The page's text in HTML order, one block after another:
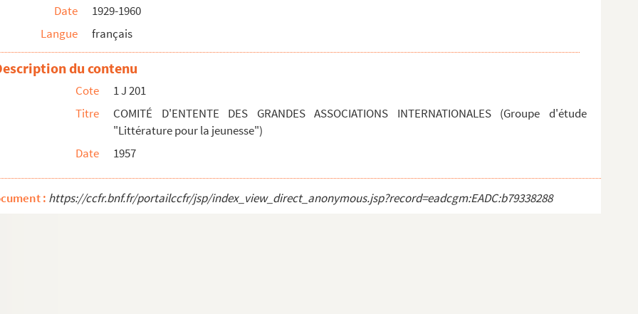
A CONCARNEAU
POUR LA JEUNESSE
FRANÇAISE
DE L'ENFANCE DÉFICIENTE
(Ligue française de l'enseignement)
Date
1929-1960
Langue
français
du contenu
Cote
1 J 201
Titre
COMITÉ D'ENTENTE DES GRANDES ASSOCIATIONS INTERNATIONALES (Groupe d'étude
"Littérature pour la jeunesse")
Date
1957
: https://ccfr.bnf.fr/portailccfr/jsp/index_view_direct_anonymous.jsp?record=eadcgm:EADC:b79338288